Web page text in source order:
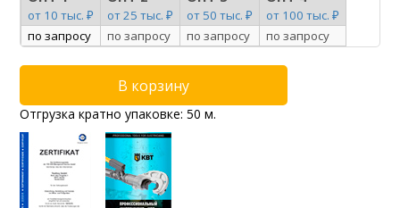
от 10 тыс. ₽ от 25 тыс. ₽ от 50 тыс. ₽
от 100 тыс. ₽
по запросу
по запросу по запросу по запросу
Отгрузка кратно упаковке: 50 м.